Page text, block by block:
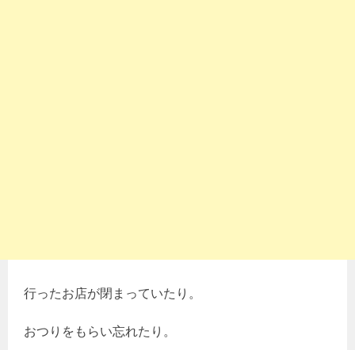
行ったお店が閉まっていたり。
おつりをもらい忘れたり。